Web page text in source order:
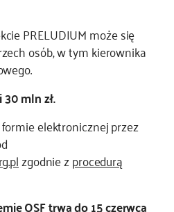
PRELUDIUM może się
osób, w tym kierownika
mln zł.
elektronicznej przez
zgodnie zprocedurą
OSF trwa do 15 czerwca